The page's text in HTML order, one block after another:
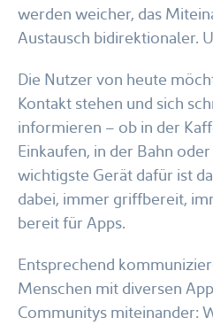
werden weicher, das
Austausch bidirektionaler.
Die Nutzer von heute
Kontakt stehen und sich
informieren – ob in der
Einkaufen, in der Bahn
wichtigste Gerät dafür ist
dabei, immer griffbereit,
bereit für Apps.
Entsprechend
Menschen mit diversen
Communitys miteinander: